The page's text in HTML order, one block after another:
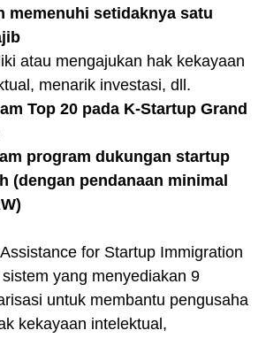
memenuhi setidaknya satu
atau mengajukan hak kekayaan
menarik investasi, dll.
Top 20 pada K-Startup Grand
program dukungan startup
(dengan pendanaan minimal
for Startup Immigration
yang menyediakan 9
untuk membantu pengusaha
kekayaan intelektual,